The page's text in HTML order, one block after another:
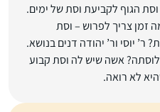
הגוף לקביעת וסת של ימים.
זמן צריך לפרוש – וסת
יוסי ור’ יהודה דנים בנושא.
אשה שיש לה וסת קבוע
לא רואה.